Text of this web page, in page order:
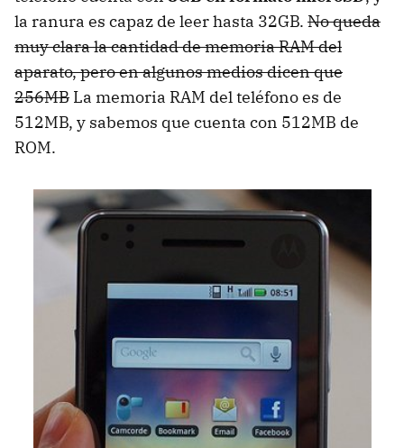
la ranura es capaz de leer hasta 32GB. No queda
muy clara la cantidad de memoriaRAMdel
aparato, pero en algunos medios dicen que
256MB La memoria RAM del teléfono es de
512MB, y sabemos que cuenta con 512MB de
ROM.